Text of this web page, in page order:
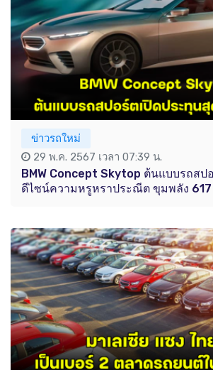
ข่าวรถใหม่
29 พ.ค. 2567 เวลา 07:39 น.
BMW Concept Skytop ต้นแบบรถสป
ดีไซน์ความหรูหราประณีต ขุมพลัง 617